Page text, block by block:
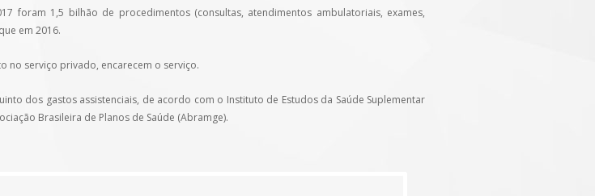
foram 1,5 bilhão de procedimentos (consultas, atendimentos ambulatoriais, exames,
em 2016.
no serviço privado, encarecem o serviço.
dos gastos assistenciais, de acordo com o Instituto de Estudos da Saúde Suplementar
Brasileira de Planos de Saúde (Abramge).